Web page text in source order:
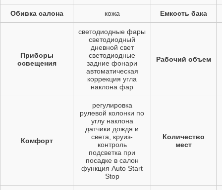
Обивка салона кожа Емкость бака
Приборы
освещения
светодиодные фары
светодиодный
дневной свет
светодиодные
задние фонари
автоматическая
коррекция угла
наклона фар
Рабочий объем
Комфорт
регулировка
рулевой колонки по
углу наклона
датчики дождя и
света, круиз-
контроль
подсветка при
посадке в салон
функция Auto Start
Stop
Количество
мест